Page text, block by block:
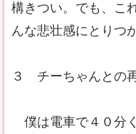
構きつい。でも、こ
んな悲壮感にとりつ
３ チーちゃんとの
僕は電車で４０分